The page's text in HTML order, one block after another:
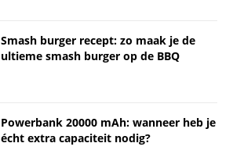
Smash burger recept: zo maak je de
ultieme smash burger op de BBQ
Powerbank 20000 mAh: wanneer heb je
écht extra capaciteit nodig?